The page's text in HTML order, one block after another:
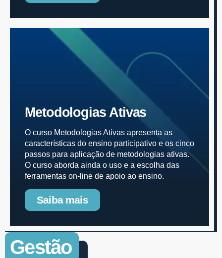
Metodologias Ativas
O curso Metodologias Ativas apresenta as
características do ensino participativo e os cinco
passos para aplicação de metodologias ativas.
O curso aborda ainda o uso e a escolha das
ferramentas on-line de apoio ao ensino.
Saiba mais
Gestão